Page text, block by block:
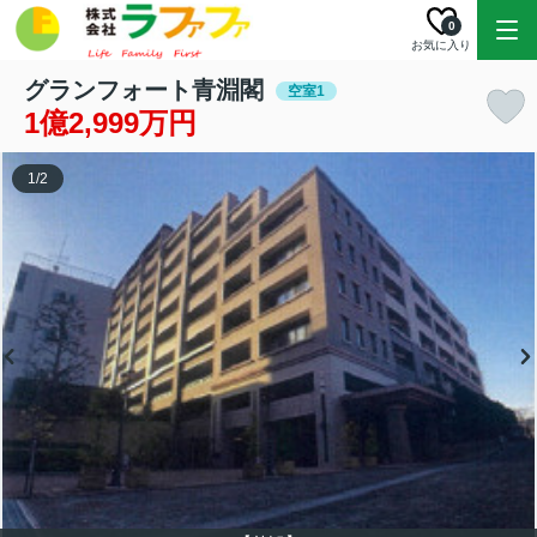
お気に入り
0
グランフォート青淵閣 空室1
1億2,999万円
1/2